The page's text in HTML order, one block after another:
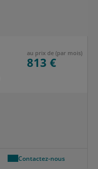
au prix de (par mois)
813 €
Contactez-nous